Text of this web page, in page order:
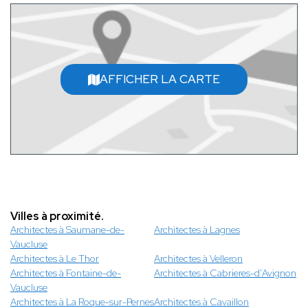
AFFICHER LA CARTE
Villes à proximité.
Architectes à Saumane-de-
Vaucluse
Architectes à Lagnes
Architectes à Le Thor
Architectes à Velleron
Architectes à Fontaine-de-
Vaucluse
Architectes à Cabrieres-d'Avignon
Architectes à La Roque-sur-PernesArchitectes à Cavaillon